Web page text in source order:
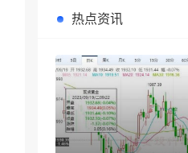
热点资讯